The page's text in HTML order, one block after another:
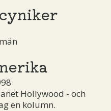
Hollywood - och
en kolumn.